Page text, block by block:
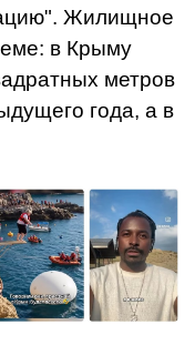
Жилищное
в Крыму
метров
года, а в